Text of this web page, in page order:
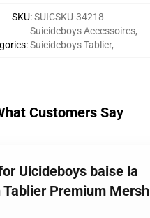
SKU:SUICSKU-34218
:
Suicideboys Accessoires,
Suicideboys Tablier,
Customers Say
Uicideboys baise la
Premium Mersh